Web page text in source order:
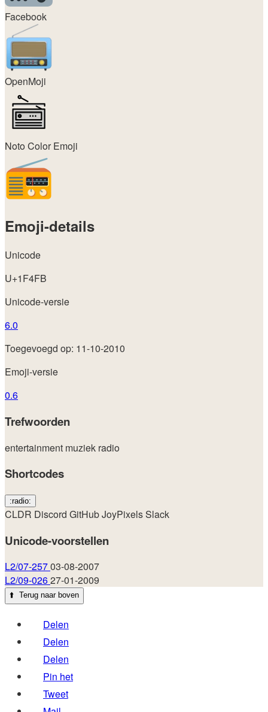
Facebook
OpenMoji
Noto Color Emoji
Emoji-details
Unicode
U+1F4FB
Unicode-versie
6.0
Toegevoegd op: 11-10-2010
Emoji-versie
0.6
Trefwoorden
entertainment muziek radio
Shortcodes
:radio:
CLDR Discord GitHubJoyPixelsSlack
Unicode-voorstellen
L2/07-25703-08-2007
L2/09-02627-01-2009
⬆️ Terug naar boven
Delen
Delen
Delen
Pin het
Tweet